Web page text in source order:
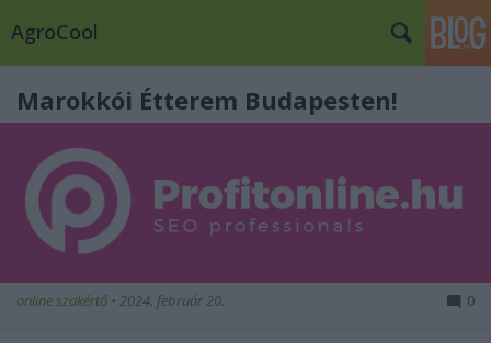
AgroCool
Marokkói Étterem Budapesten!
online szakértő • 2024. február 20. 0